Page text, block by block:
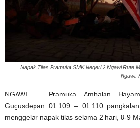
Napak Tilas Pramuka SMK Negeri 2 Ngawi Rute
Ngawi.
NGAWI — Pramuka Ambalan
Gugusdepan 01.109 – 01.110
menggelar napak tilas selama 2 hari, 8-9